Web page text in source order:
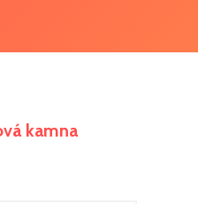
kamna